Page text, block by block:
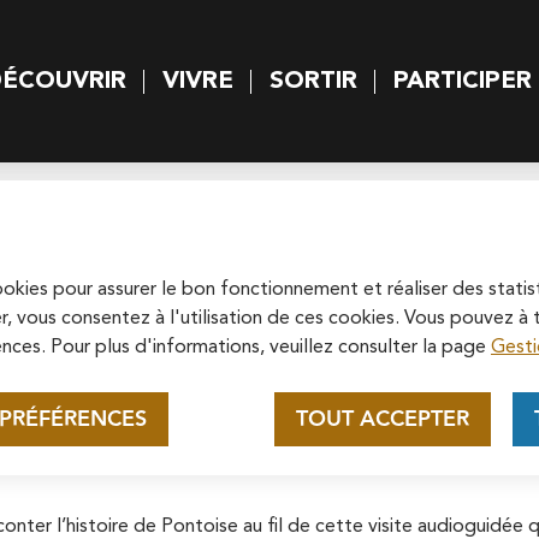
pour assurer le bon fonctionnement et réaliser des
vous consentez à l'utilisation de ces cookies. Vous pouvez
Pour plus d'informations, veuillez consulter la page
TOUT ACCEPTER
Cathédrale Saint-Maclou de
Pontoise
Soutenez la rénovation de la cathédrale
Saint-Maclou en vous connectant sur le
principal VIVRE SORTIR PARTICIPER
du cœur historique de Pontoise grâce à
l’histoire de Pontoise au fil de cette visite audioguidée